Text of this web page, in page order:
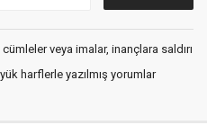
veya imalar, inançlara saldırı
harflerle yazılmış yorumlar